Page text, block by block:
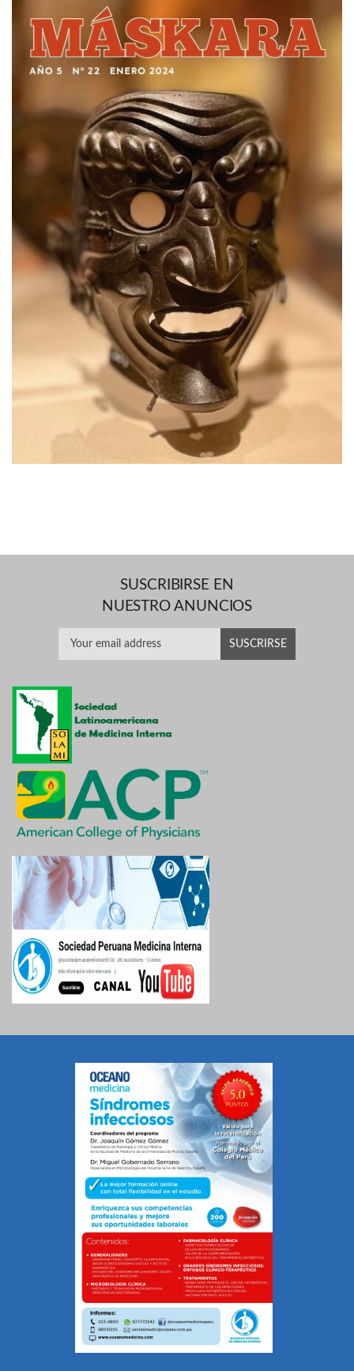
SUSCRIBIRSE EN
NUESTRO ANUNCIOS